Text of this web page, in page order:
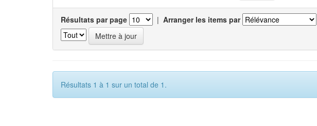
Résultats par page | Arranger les items par
Résultats 1 à 1 sur un total de 1.